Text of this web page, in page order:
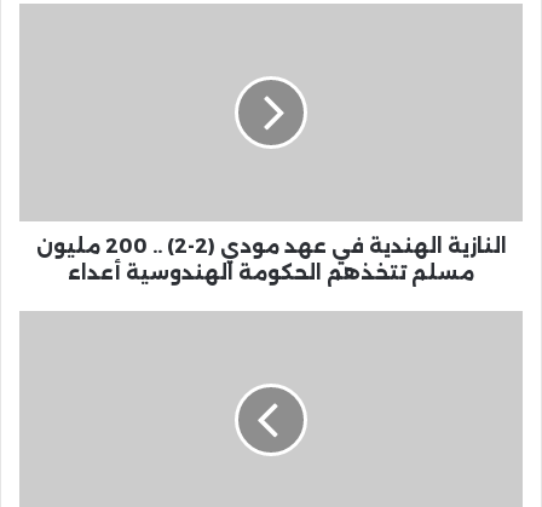
النازية الهندية في عهد مودي (2-2) .. 200 مليون
مسلم تتخذهم الحكومة الهندوسية أعداء